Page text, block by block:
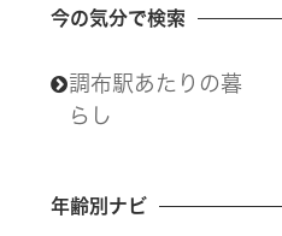
今の気分で検索
調布駅あたりの暮
らし
年齢別ナビ